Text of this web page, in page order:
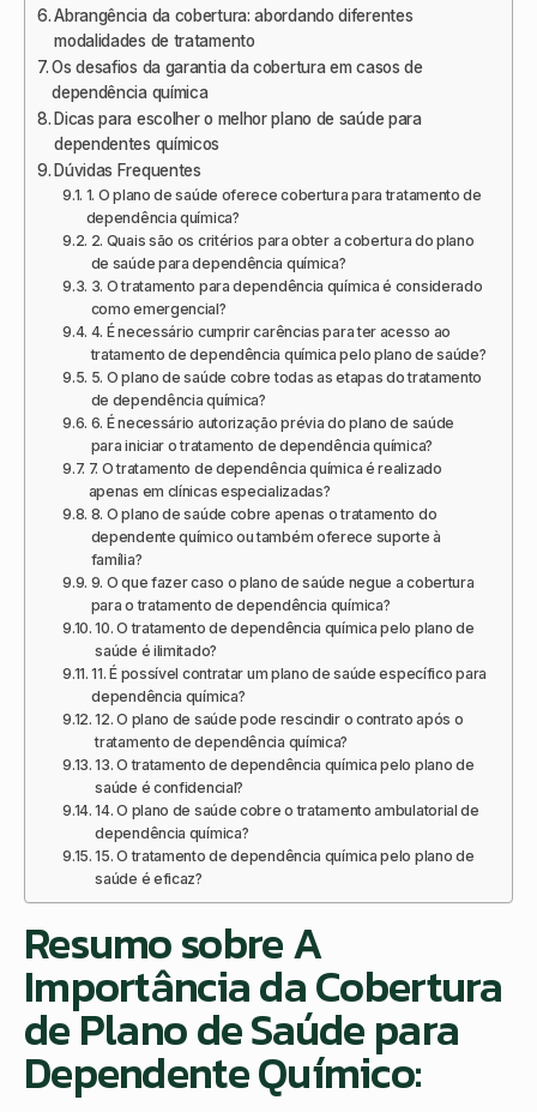
Abrangência da cobertura: abordando diferentes
modalidades de tratamento
Os desafios da garantia da cobertura em casos de
dependência química
Dicas para escolher o melhor plano de saúde para
dependentes químicos
Dúvidas Frequentes
1. O plano de saúde oferece cobertura para tratamento de
dependência química?
2. Quais são os critérios para obter a cobertura do plano
de saúde para dependência química?
3. O tratamento para dependência química é considerado
como emergencial?
4. É necessário cumprir carências para ter acesso ao
tratamento de dependência química pelo plano de saúde?
5. O plano de saúde cobre todas as etapas do tratamento
de dependência química?
6. É necessário autorização prévia do plano de saúde
para iniciar o tratamento de dependência química?
7. O tratamento de dependência química é realizado
apenas em clínicas especializadas?
8. O plano de saúde cobre apenas o tratamento do
dependente químico ou também oferece suporte à
família?
9. O que fazer caso o plano de saúde negue a cobertura
para o tratamento de dependência química?
10. O tratamento de dependência química pelo plano de
saúde é ilimitado?
11. É possível contratar um plano de saúde específico para
dependência química?
12. O plano de saúde pode rescindir o contrato após o
tratamento de dependência química?
13. O tratamento de dependência química pelo plano de
saúde é confidencial?
14. O plano de saúde cobre o tratamento ambulatorial de
dependência química?
15. O tratamento de dependência química pelo plano de
saúde é eficaz?
Resumo sobre A
Importância da Cobertura
de Plano de Saúde para
Dependente Químico: